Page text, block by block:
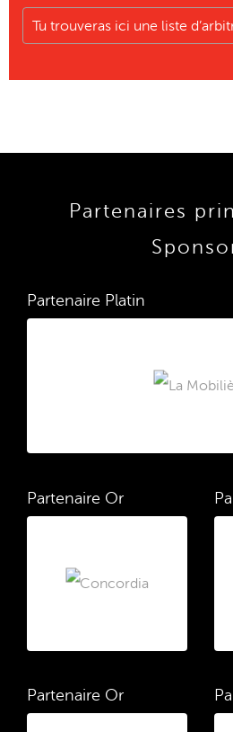
Tu trouveras ici une liste
Partenaires
Partenaire Platin
Partenaire Or
Partenaire Or